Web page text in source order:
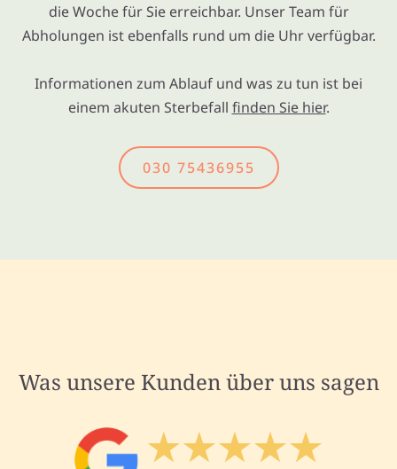
die Woche für Sie erreichbar. Unser Team für
Abholungen ist ebenfalls rund um die Uhr verfügbar.
Informationen zum Ablauf und was zu tun ist bei
einem akuten Sterbefall finden Sie hier.
030 75436955
Was unsere Kunden über uns sagen